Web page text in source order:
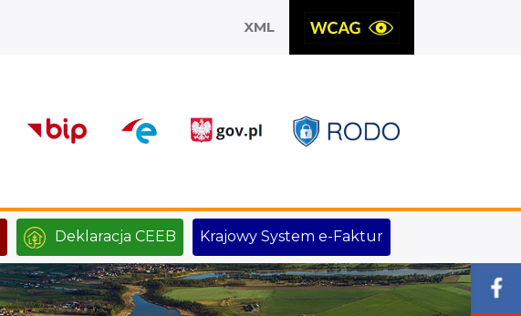
XML
Deklaracja CEEB Krajowy System e-Faktur